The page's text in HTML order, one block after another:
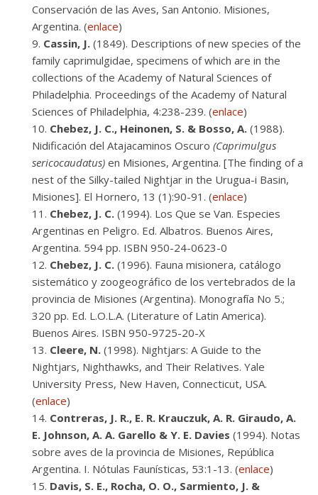
Conservación de las Aves, San Antonio. Misiones,
Argentina. (enlace)
Cassin, J. (1849). Descriptions of new species of the
family caprimulgidae, specimens of which are in the
collections of the Academy of Natural Sciences of
Philadelphia. Proceedings of the Academy of Natural
Sciences of Philadelphia, 4:238-239. (enlace)
Chebez, J. C., Heinonen, S. & Bosso, A. (1988).
Nidificación del Atajacaminos Oscuro (Caprimulgus
sericocaudatus) en Misiones, Argentina. [The finding of a
nest of the Silky-tailed Nightjar in the Urugua-i Basin,
Misiones]. El Hornero, 13 (1):90-91. (enlace)
Chebez, J. C. (1994). Los Que se Van. Especies
Argentinas en Peligro. Ed. Albatros. Buenos Aires,
Argentina. 594 pp. ISBN 950-24-0623-0
Chebez, J. C. (1996). Fauna misionera, catálogo
sistemático y zoogeográfico de los vertebrados de la
provincia de Misiones (Argentina). Monografía No 5.;
320 pp. Ed. L.O.L.A. (Literature of Latin America).
Buenos Aires. ISBN 950-9725-20-X
Cleere, N. (1998). Nightjars: A Guide to the
Nightjars, Nighthawks, and Their Relatives. Yale
University Press, New Haven, Connecticut, USA.
(enlace)
Contreras, J. R., E. R. Krauczuk, A. R. Giraudo, A.
E. Johnson, A. A. Garello & Y. E. Davies (1994). Notas
sobre aves de la provincia de Misiones, República
Argentina. I. Nótulas Faunísticas, 53:1-13. (enlace)
Davis, S. E., Rocha, O. O., Sarmiento, J. &